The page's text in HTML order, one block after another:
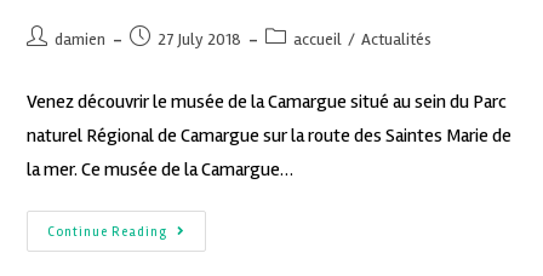
damien 27 July 2018 accueil / Actualités
Venez découvrir le musée de la Camargue situé au sein du Parc
naturel Régional de Camargue sur la route des Saintes Marie de
la mer. Ce musée de la Camargue…
Continue Reading